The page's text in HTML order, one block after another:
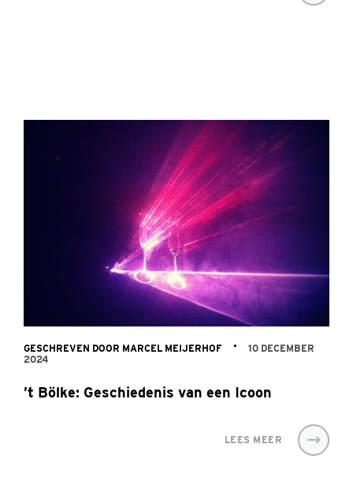
GESCHREVEN DOOR MARCEL MEIJERHOF
10 DECEMBER
2024
’t Bölke: Geschiedenis van een Icoon
LEES MEER